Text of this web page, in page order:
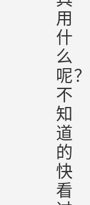
用
什
么
呢
不
知
道
的
快
看